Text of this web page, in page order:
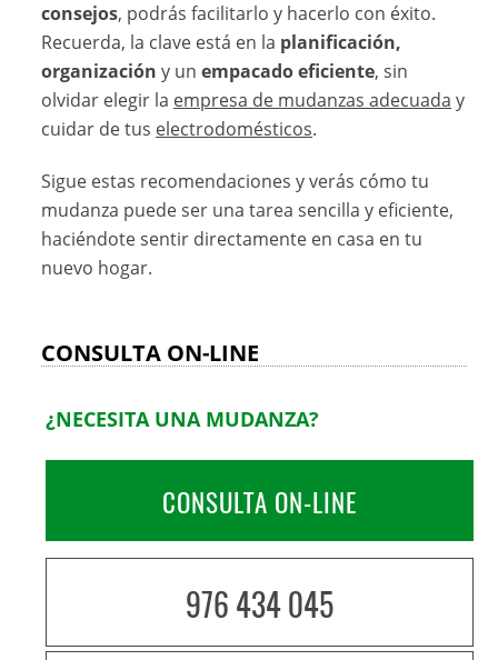
consejos, podrás facilitarlo y hacerlo con éxito.
Recuerda, la clave está en la planificación,
organización y unempacado eficiente, sin
olvidar elegir la empresa de mudanzas adecuada y
cuidar de tus electrodomésticos.
Sigue estas recomendaciones y verás cómo tu
mudanza puede ser una tarea sencilla y eficiente,
haciéndote sentir directamente en casa en tu
nuevo hogar.
CONSULTA ON-LINE
¿NECESITA UNA MUDANZA?
CONSULTA ON-LINE
976 434 045